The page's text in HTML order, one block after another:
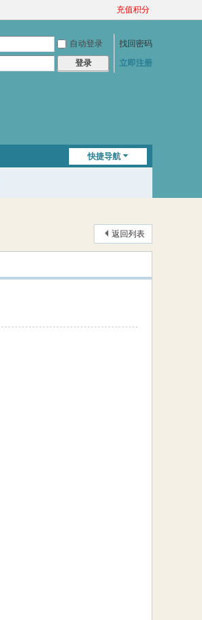
充值积分
自动登录
找回密码
登录 立即注册
快捷导航
返回列表